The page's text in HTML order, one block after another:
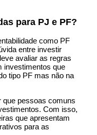
para PJ e PF?
como PF
entre investir
avaliar as regras
investimentos que
tipo PF mas não na
que pessoas comuns
Com isso,
que apresentam
para as